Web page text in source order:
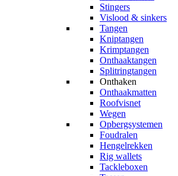
Stingers
Vislood & sinkers
Tangen
Kniptangen
Krimptangen
Onthaaktangen
Splitringtangen
Onthaken
Onthaakmatten
Roofvisnet
Wegen
Opbergsystemen
Foudralen
Hengelrekken
Rig wallets
Tackleboxen